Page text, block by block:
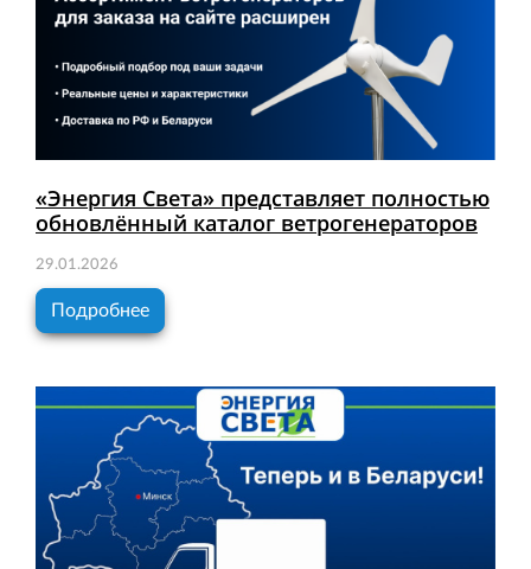
«Энергия Света» представляет полностью
обновлённый каталог ветрогенераторов
29.01.2026
Подробнее